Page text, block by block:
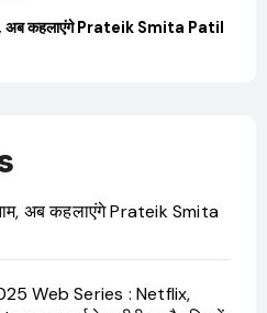
अब कहलाएंगे Prateik Smita Patil
अब कहलाएंगे Prateik Smita
Web Series : Netflix,